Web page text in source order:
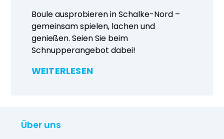
Boule ausprobieren in Schalke-Nord –
gemeinsam spielen, lachen und
genießen. Seien Sie beim
Schnupperangebot dabei!
WEITERLESEN
Über uns